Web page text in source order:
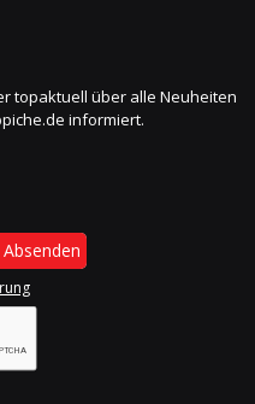
topaktuell über alle Neuheiten
informiert.
Absenden